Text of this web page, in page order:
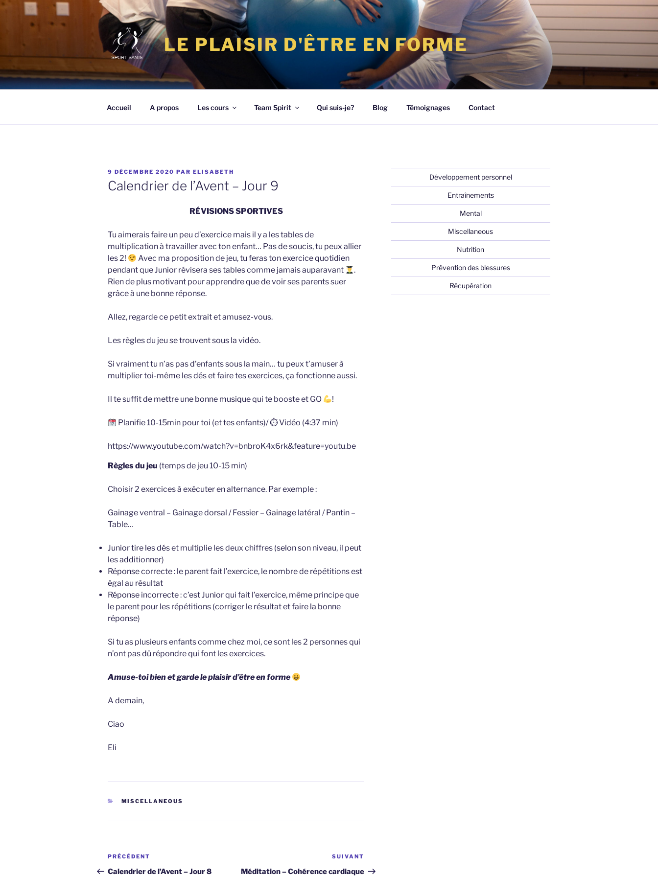
Aller
LE PLAISIR D'ÊTRE EN FORME
Accueil A propos Les cours Team Spirit Qui suis-je? Blog Témoignages Contact
PUBLIÉ
LE
9 DÉCEMBRE 2020 PAR ELISABETH
Calendrier de l’Avent – Jour 9
RÉVISIONS SPORTIVES
Tu aimerais faire un peu d’exercice mais il y a les tables de
multiplication à travailler avec ton enfant… Pas de soucis, tu peux allier
les 2!
Avec ma proposition de jeu, tu feras ton exercice quotidien
pendant que Junior révisera ses tables comme jamais auparavant
.
Rien de plus motivant pour apprendre que de voir ses parents suer
grâce à une bonne réponse.
Allez, regarde ce petit extrait et amusez-vous.
Les règles du jeu se trouvent sous la vidéo.
Si vraiment tu n’as pas d’enfants sous la main… tu peux t’amuser à
multiplier toi-même les dés et faire tes exercices, ça fonctionne aussi.
Il te suffit de mettre une bonne musique qui te booste et GO !
Planifie 10-15min pour toi (et tes enfants)/ ⏱ Vidéo (4:37 min)
https://www.youtube.com/watch?v=bnbroK4x6rk&feature=youtu.be
Règles du jeu (temps de jeu 10-15 min)
Choisir 2 exercices à exécuter en alternance. Par exemple :
Gainage ventral – Gainage dorsal / Fessier – Gainage latéral / Pantin –
Table…
Junior tire les dés et multiplie les deux chiffres (selon son niveau, il peut
les additionner)
Réponse correcte : le parent fait l’exercice, le nombre de répétitions est
égal au résultat
Réponse incorrecte : c’est Junior qui fait l’exercice, même principe que
le parent pour les répétitions (corriger le résultat et faire la bonne
réponse)
Si tu as plusieurs enfants comme chez moi, ce sont les 2 personnes qui
n’ont pas dû répondre qui font les exercices.
Amuse-toi bien et garde le plaisir d’être en forme
A demain,
Ciao
Eli
CATÉGORIES
MISCELLANEOUS
Navigation
de
Article
précédent
PRÉCÉDENT
Calendrier de l’Avent – Jour 8
suivant
SUIVANT
Méditation – Cohérence cardiaque
Développement personnel
Entraînements
Mental
Miscellaneous
Nutrition
Prévention des blessures
Récupération